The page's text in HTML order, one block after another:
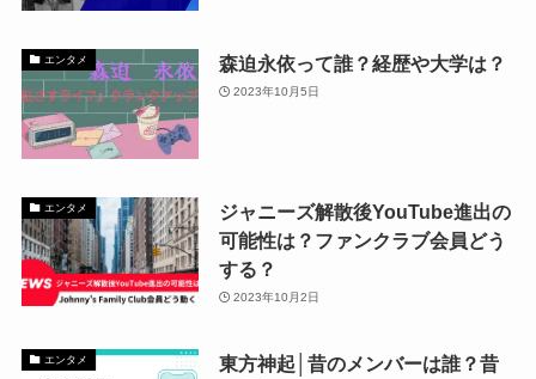
エンタメ 森迫永依って誰？経歴や大学は？
2023年10月5日
エンタメ
ジャニーズ解散後YouTube進出の
可能性は？ファンクラブ会員どう
する？
2023年10月2日
エンタメ
東方神起│昔のメンバーは誰？昔